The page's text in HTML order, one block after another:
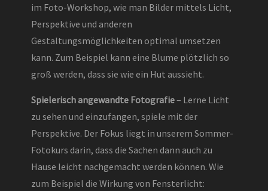
im Foto-Workshop, wie man Bilder mittels Licht,
Perspektive und anderen
Gestaltungsmöglichkeiten optimal umsetzen
kann. Zum Beispiel kann eine Blume plötzlich so
groß werden, dass sie wie ein Hut aussieht.
Spielerisch angewandte Fotografie– Lerne Licht
zu sehen und einzufangen, spiele mit der
Perspektive. Der Fokus liegt in unserem Sommer-
Fotokurs darin, dass die Sachen dann auch zu
Hause leicht nachgemacht werden können. Wie
zum Beispiel die Wirkung von Fensterlicht: